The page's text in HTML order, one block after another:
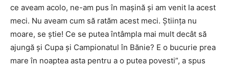
ce aveam acolo, ne-am pus în mașină și am venit la acest
meci. Nu aveam cum să ratăm acest meci. Știința nu
moare, se știe! Ce se putea întâmpla mai mult decât să
ajungă și Cupa și Campionatul în Bănie? E o bucurie prea
mare în noaptea asta pentru a o putea povesti”, a spus